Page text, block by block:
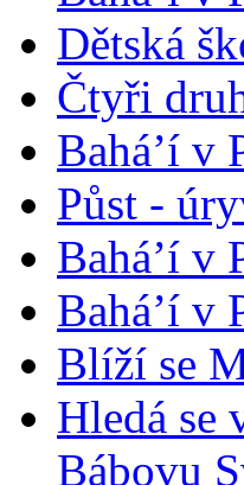
Dětská
Čtyři
Bahá’í v
Půst -
Bahá’í v
Bahá’í v
Blíží se
Hledá se
Bábovu